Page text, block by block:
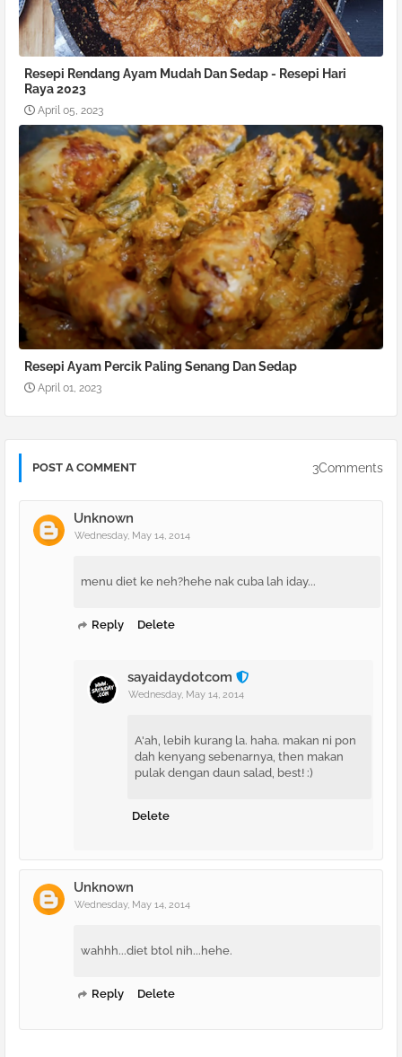
Resepi Rendang Ayam Mudah Dan Sedap - Resepi Hari
Raya 2023
April 05, 2023
Resepi Ayam Percik Paling Senang Dan Sedap
April 01, 2023
POST A COMMENT 3Comments
Unknown
Wednesday, May 14, 2014
menu diet ke neh?hehe nak cuba lah iday...
Reply Delete
sayaidaydotcom
Wednesday, May 14, 2014
A'ah, lebih kurang la. haha. makan ni pon
dah kenyang sebenarnya, then makan
pulak dengan daun salad, best! :)
Delete
Unknown
Wednesday, May 14, 2014
wahhh...diet btol nih...hehe.
Reply Delete